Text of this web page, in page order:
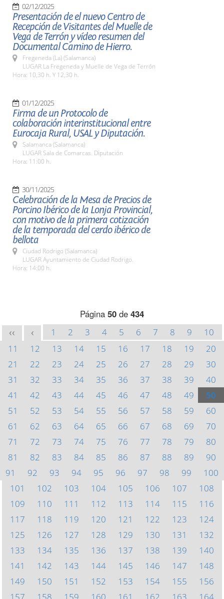
02/12/2025
Presentación de el nuevo Centro de
Recepción de Visitantes del Muelle de
Vega de Terrón y vídeo resumen del
Documental Camino de Hierro.
Fregeneda (La) (Salamanca)
LUGAR La Fregeneda y Muelle de Vega de Terrón
Hora: 10,30 h. Y 12,30 h.
01/12/2025
Firma de un Protocolo de
colaboración interinstitucional entre
Eurocaja Rural, USAL y Diputación.
Salamanca (Salamanca)
LUGAR Sala de Comarcas. Diputación
Hora: 11:00 h.
30/11/2025
Celebración de la Mesa de Precios de
Porcino Ibérico de la Lonja Provincial,
con motivo de la primera cotización
de la temporada del cerdo ibérico de
bellota
Ciudad Rodrigo (Salamanca)
LUGAR Ayuntamiento de Ciudad Rodrigo.
Hora: 14:00 h.
Página 50 de 434
<< < 1 2 3 4 5 6 7 8 9
10
11
12 13 14 15 16 17 18 19
20
21
22 23 24 25 26 27 28 29
30
31
32 33 34 35 36 37 38 39
40
41
42 43 44 45 46 47 48 49
50
51
52 53 54 55 56 57 58 59
60
61
62 63 64 65 66 67 68 69
70
71
72 73 74 75 76 77 78 79
80
81
82 83 84 85 86 87 88 89
90
91
92 93 94 95 96 97 98 99
100
101
102 103 104 105 106 107
108
109
110 111 112 113 114 115
116
117
118 119 120 121 122 123
124
125
126 127 128 129 130 131
132
133
134 135 136 137 138 139
140
141
142 143 144 145 146 147
148
149
150 151 152 153 154 155
156